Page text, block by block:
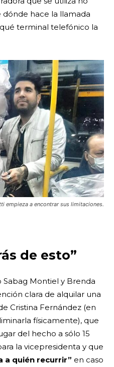
hace la llamada
terminal telefónico la
empieza a encontrar sus limitaciones.
de esto”
Montiel y Brenda
clara de alquilar una
Cristina Fernández (en
físicamente), que
del hecho a sólo 15
la vicepresidenta y que
a quién recurrir” en caso